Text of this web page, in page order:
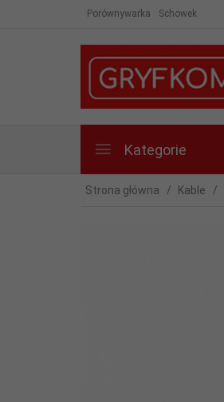
Porównywarka Schowek
Kategorie
Strona główna Kable